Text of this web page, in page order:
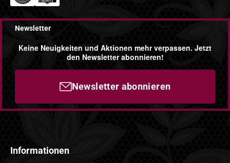
Newsletter
Keine Neuigkeiten und Aktionen mehr verpassen. Jetzt
den Newsletter abonnieren!
Newsletter abonnieren
Informationen